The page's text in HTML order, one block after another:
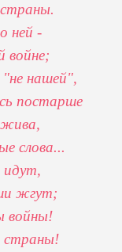
ней -
войне;
нашей",
постарше
жива,
слова...
идут,
жгут;
войны!
страны!